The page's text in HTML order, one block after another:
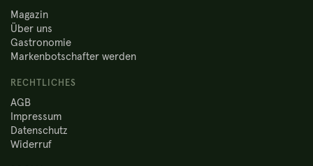
Magazin
Über uns
Gastronomie
Markenbotschafter werden
RECHTLICHES
AGB
Impressum
Datenschutz
Widerruf